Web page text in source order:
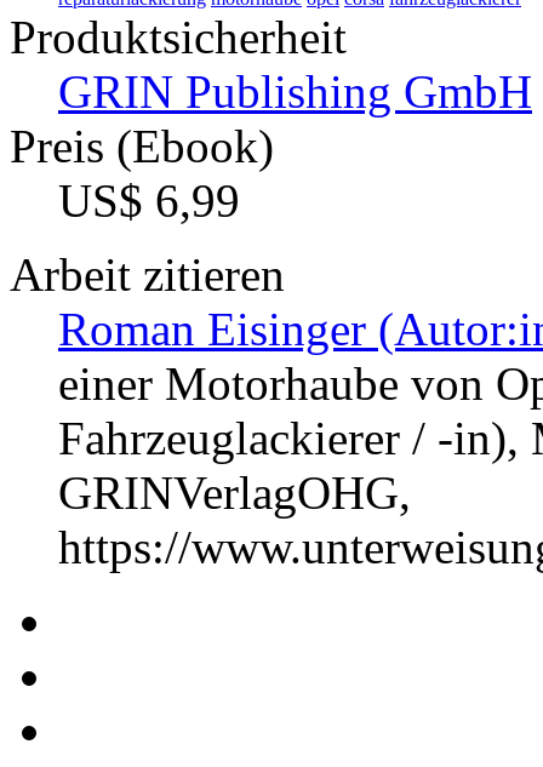
Produktsicherheit
GRIN Publishing GmbH
Preis (Ebook)
US$ 6,99
Arbeit zitieren
Roman Eisinger
einer Motorhaube von
Fahrzeuglackierer / -
GRINVerlagOHG,
https://